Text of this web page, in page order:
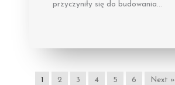
przyczyniły się do budowania…
2 3 4 5 6 Next »